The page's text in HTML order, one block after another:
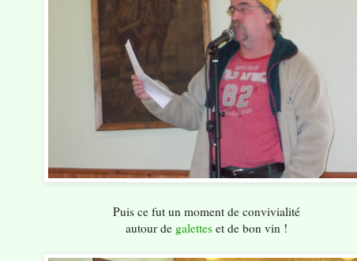
Puis ce fut un moment de convivialité
autour de galetteset de bon vin !